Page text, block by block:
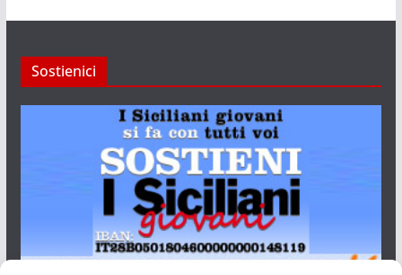
Sostienici